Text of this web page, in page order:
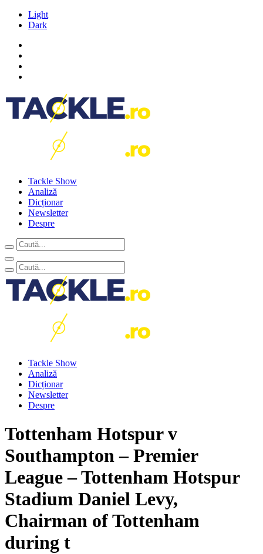
Light
Dark
Tackle Show
Analiză
Dicționar
Newsletter
Despre
Tackle Show
Analiză
Dicționar
Newsletter
Despre
Tottenham Hotspur v
Southampton – Premier
League – Tottenham Hotspur
Stadium Daniel Levy,
Chairman of Tottenham
during t